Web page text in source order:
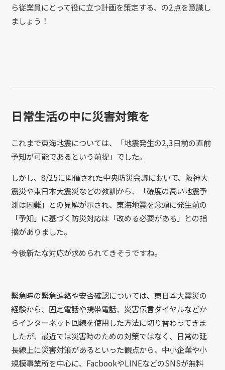
ら従業員にとって役に立つ計画を策定する、の2点を意識し
ましょう！
日常生活の中に災害対策を
これまで東海地震については、「地震発生の2,3日前の直前
予知が可能であるという前提」でした。
しかし、8/25に開催された中央防災会議において、阪神大
震災や東日本大震災などの教訓から、「確度の高い地震予
測は困難」との見解が示され、東海地震を念頭に発生前の
「予知」に基づく防災対応は「改める必要がある」との指
摘がありました。
今後新たな対応が求められてきそうですね。
緊急時の緊急連絡や安否確認については、東日本大震災の
経験から、固定電話や携帯電話、災害伝言ダイヤルなどか
らインターネット回線を使用した方法に切り替わってきま
したが、最近では災害時のための対策ではなく、日常の延
長線上に災害対策があるといった観点から、中小企業や小
規模事業所を中心に、FacbookやLINEなどのSNSが無料